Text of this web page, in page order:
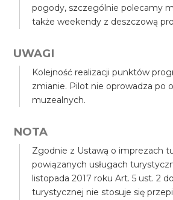
pogody, szczególnie polecamy
także weekendy z deszczową
UWAGI
Kolejność realizacji punktów
zmianie. Pilot nie oprowadza po
muzealnych.
NOTA
Zgodnie z Ustawą o imprezach
powiązanych usługach
listopada 2017 roku Art. 5 ust. 2
turystycznej nie stosuje się